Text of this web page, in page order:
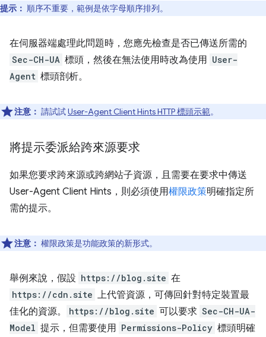
提示： 順序不重要，範例是依字母順序排列。
在伺服器端處理此問題時，您應先檢查是否已傳送所需的
Sec-CH-UA 標頭，然後在無法使用時改為使用 User-
Agent 標頭剖析。
注意： 請試試User-Agent Client Hints HTTP 標頭示範。
將提示委派給跨來源要求
如果您要求跨來源或跨網站子資源，且需要在要求中傳送
User-Agent Client Hints，則必須使用權限政策明確指定所
需的提示。
注意： 權限政策是功能政策的新形式。
舉例來說，假設 https://blog.site 在
https://cdn.site 上代管資源，可傳回針對特定裝置最
佳化的資源。
https://blog.site 可以要求 Sec-CH-UA-
Model 提示，但需要使用 Permissions-Policy 標頭明確